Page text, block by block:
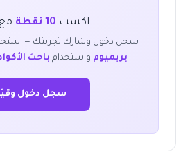
اكسب 10 نقطة
سجل دخول وشارك تجربتك —
بريميوم واستخدام باحث
سجل دخول